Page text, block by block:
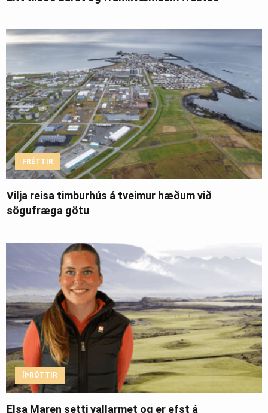
FRÉTTIR
Vilja reisa timburhús á tveimur hæðum við
sögufræga götu
ÍÞRÓTTIR
Elsa Maren setti vallarmet og er efst á